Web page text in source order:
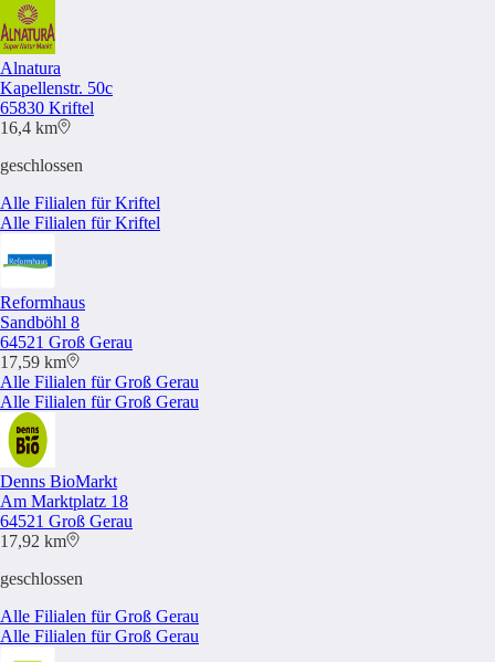
Alnatura
Kapellenstr. 50c
65830 Kriftel
16,4 km
geschlossen
Alle Filialen für Kriftel
Alle Filialen für Kriftel
Reformhaus
Sandböhl 8
64521 Groß Gerau
17,59 km
Alle Filialen für Groß Gerau
Alle Filialen für Groß Gerau
Denns BioMarkt
Am Marktplatz 18
64521 Groß Gerau
17,92 km
geschlossen
Alle Filialen für Groß Gerau
Alle Filialen für Groß Gerau